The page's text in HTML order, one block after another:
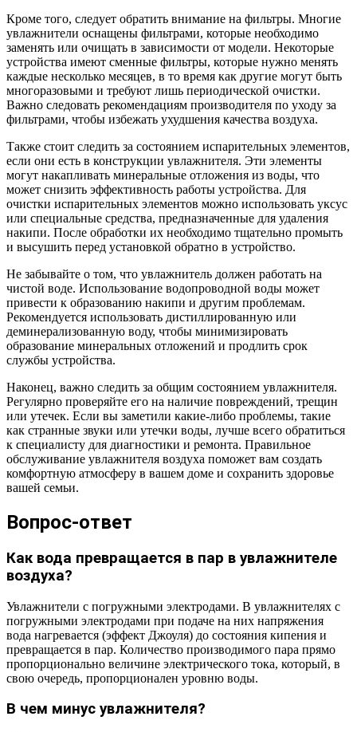
Кроме того, следует обратить внимание на фильтры. Многие
увлажнители оснащены фильтрами, которые необходимо
заменять или очищать в зависимости от модели. Некоторые
устройства имеют сменные фильтры, которые нужно менять
каждые несколько месяцев, в то время как другие могут быть
многоразовыми и требуют лишь периодической очистки.
Важно следовать рекомендациям производителя по уходу за
фильтрами, чтобы избежать ухудшения качества воздуха.
Также стоит следить за состоянием испарительных элементов,
если они есть в конструкции увлажнителя. Эти элементы
могут накапливать минеральные отложения из воды, что
может снизить эффективность работы устройства. Для
очистки испарительных элементов можно использовать уксус
или специальные средства, предназначенные для удаления
накипи. После обработки их необходимо тщательно промыть
и высушить перед установкой обратно в устройство.
Не забывайте о том, что увлажнитель должен работать на
чистой воде. Использование водопроводной воды может
привести к образованию накипи и другим проблемам.
Рекомендуется использовать дистиллированную или
деминерализованную воду, чтобы минимизировать
образование минеральных отложений и продлить срок
службы устройства.
Наконец, важно следить за общим состоянием увлажнителя.
Регулярно проверяйте его на наличие повреждений, трещин
или утечек. Если вы заметили какие-либо проблемы, такие
как странные звуки или утечки воды, лучше всего обратиться
к специалисту для диагностики и ремонта. Правильное
обслуживание увлажнителя воздуха поможет вам создать
комфортную атмосферу в вашем доме и сохранить здоровье
вашей семьи.
Вопрос-ответ
Как вода превращается в пар в увлажнителе
воздуха?
Увлажнители с погружными электродами. В увлажнителях с
погружными электродами при подаче на них напряжения
вода нагревается (эффект Джоуля) до состояния кипения и
превращается в пар. Количество производимого пара прямо
пропорционально величине электрического тока, который, в
свою очередь, пропорционален уровню воды.
В чем минус увлажнителя?